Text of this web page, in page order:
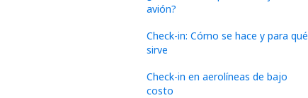
avión?
Check-in: Cómo se hace y para qué
sirve
Check-in en aerolíneas de bajo
costo